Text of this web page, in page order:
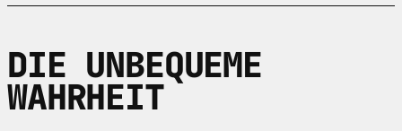
DIE UNBEQUEME
WAHRHEIT